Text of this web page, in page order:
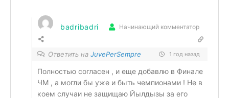
badribadri Начинающий комментатор
Ответить на JuvePerSempre 1 год назад
Полностью согласен , и еще добавлю в Финале
ЧМ , а могли бы уже и быть чемпионами ! Не в
коем случаи не защищаю Йылдызы за его